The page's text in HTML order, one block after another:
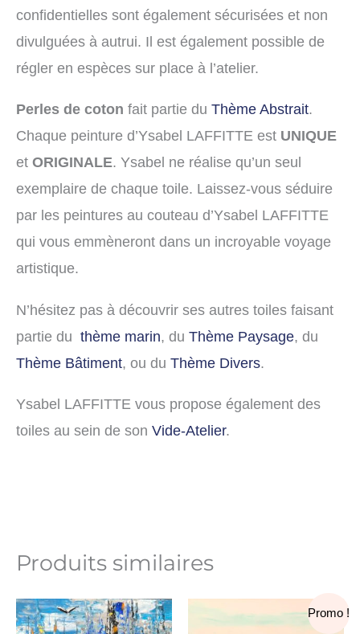
confidentielles sont également sécurisées et non
divulguées à autrui. Il est également possible de
régler en espèces sur place à l’atelier.
Perles de coton fait partie du Thème Abstrait.
Chaque peinture d’Ysabel LAFFITTE est UNIQUE
et ORIGINALE. Ysabel ne réalise qu’un seul
exemplaire de chaque toile. Laissez-vous séduire
par les peintures au couteau d’Ysabel LAFFITTE
qui vous emmèneront dans un incroyable voyage
artistique.
N’hésitez pas à découvrir ses autres toiles faisant
partie du thème marin, du Thème Paysage, du
Thème Bâtiment, ou du Thème Divers.
Ysabel LAFFITTE vous propose également des
toiles au sein de son Vide-Atelier.
Produits similaires
Promo !
prix
prix